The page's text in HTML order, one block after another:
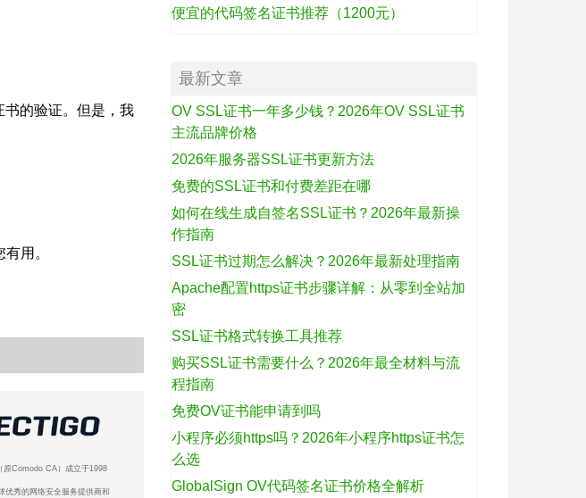
书的验证。但是，我
用。
原Comodo CA）成立于1998
优秀的网络安全服务提供商和
便宜的代码签名证书推荐（1200元）
最新文章
OV SSL证书一年多少钱？2026年OV SSL证书
主流品牌价格
2026年服务器SSL证书更新方法
免费的SSL证书和付费差距在哪
如何在线生成自签名SSL证书？2026年最新操
作指南
SSL证书过期怎么解决？2026年最新处理指南
Apache配置https证书步骤详解：从零到全站加
密
SSL证书格式转换工具推荐
购买SSL证书需要什么？2026年最全材料与流
程指南
免费OV证书能申请到吗
小程序必须https吗？2026年小程序https证书怎
么选
GlobalSign OV代码签名证书价格全解析